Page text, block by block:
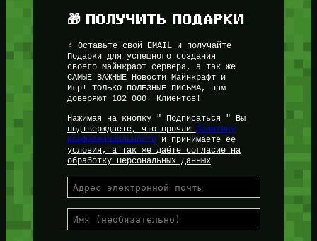
🎁 ПОЛУЧИТЬ ПОДАРКИ
⭐ Оставьте свой EMAIL и получайте
Подарки для успешного создания
своего Майнкрафт сервера, а так же
САМЫЕ ВАЖНЫЕ Новости Майнкрафт и
Игр! ТОЛЬКО ПОЛЕЗНЫЕ ПИСЬМА, нам
доверяют 102 000+ Клиентов!
Нажимая на кнопку " Подписаться " Вы
подтверждаете, что прочли
Политику
Конфиденциальностии принимаете её
условия, а так же даёте согласие на
обработку Персональных Данных